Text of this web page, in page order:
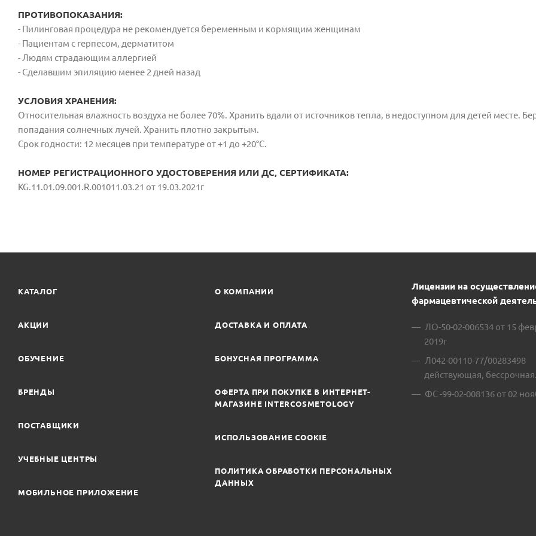
ПРОТИВОПОКАЗАНИЯ:
- Пилинговая процедура не рекомендуется беременным и кормящим женщинам
- Пациентам с герпесом, дерматитом
- Людям страдающим аллергией
- Сделавшим эпиляцию менее 2 дней назад
УСЛОВИЯ ХРАНЕНИЯ:
Относительная влажность воздуха не более 70%. Хранить вдали от источников тепла, в недоступном для детей месте.
попадания солнечных лучей. Хранить плотно закрытым.
Срок годности: 12 месяцев при температуре от +1 до +20°C.
НОМЕР РЕГИСТРАЦИОННОГО УДОСТОВЕРЕНИЯ ИЛИ ДС, СЕРТИФИКАТА:
KG.11.01.09.001.R.001011.03.21 от 19.03.2021г
КАТАЛОГ
АКЦИИ
ОБУЧЕНИЕ
БРЕНДЫ
ПОСТАВЩИКИ
УЧЕБНЫЕ ЦЕНТРЫ
МОБИЛЬНОЕ ПРИЛОЖЕНИЕ
О КОМПАНИИ
ДОСТАВКА И ОПЛАТА
БОНУСНАЯ ПРОГРАММА
ОФЕРТА ПРИ ПОКУПКЕ В ИНТЕРНЕТ-
МАГАЗИНЕ INTERCOSMETOLOGY
ИСПОЛЬЗОВАНИЕ COOKIE
ПОЛИТИКА ОБРАБОТКИ ПЕРСОНАЛЬНЫХ
ДАННЫХ
Лицензии на
фармацевтической
ЛО-50-02-006534 от 15
2019г
Л042-00110-77/00283498
действующая, бессрочная.
ФС -99-02-008136 от 02